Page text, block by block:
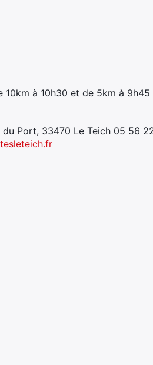
à 10h30 et de 5km à 9h45
du Port, 33470 Le Teich 05 56